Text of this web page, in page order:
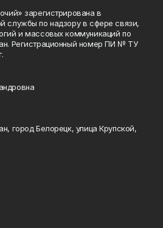
зарегистрирована в
службы по надзору в сфере связи,
и массовых коммуникаций по
Регистрационный номер ПИ № ТУ
город Белорецк, улица Крупской,